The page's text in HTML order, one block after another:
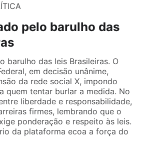
pelo barulho das
barulho das leis Brasileiras. O
em decisão unânime,
da rede social X, impondo
quem tentar burlar a medida. No
liberdade e responsabilidade,
firmes, lembrando que o
ponderação e respeito às leis.
da plataforma ecoa a força do